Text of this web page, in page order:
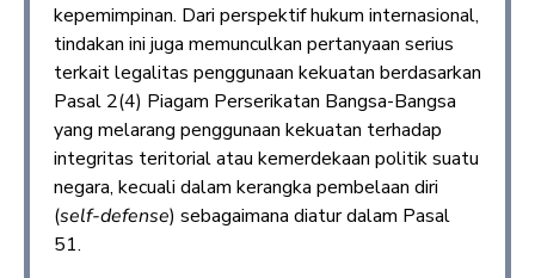
kepemimpinan. Dari perspektif hukum internasional,
tindakan ini juga memunculkan pertanyaan serius
terkait legalitas penggunaan kekuatan berdasarkan
Pasal 2(4) Piagam Perserikatan Bangsa-Bangsa
yang melarang penggunaan kekuatan terhadap
integritas teritorial atau kemerdekaan politik suatu
negara, kecuali dalam kerangka pembelaan diri
(self-defense) sebagaimana diatur dalam Pasal
51.